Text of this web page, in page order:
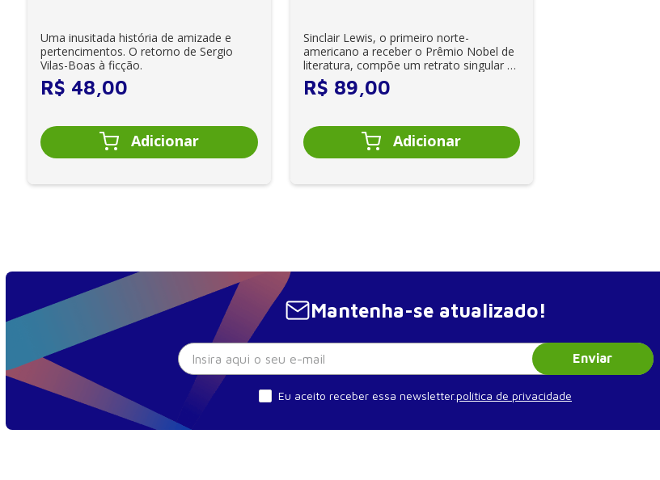
Uma inusitada história de amizade e
pertencimentos. O retorno de Sergio
Vilas-Boas à ficção.
R$ 48 00
Sinclair Lewis, o primeiro norte-
americano a receber o Prêmio Nobel de
literatura, compõe um retrato singular da
ambição...
R$ 89 00
Mantenha-se atualizado!
Enviar
Eu aceito receber essa newsletter.política de privacidade